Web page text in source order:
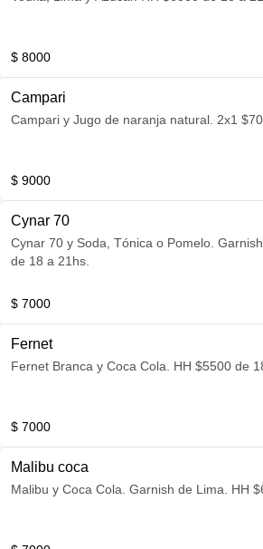
$ 8000
Campari
Campari y Jugo
$ 9000
Cynar 70
Cynar 70 y Soda, Tónica o Pomelo.
de 18 a 21hs.
$ 7000
Fernet
Fernet Branca y Coca Cola. HH $5500 de
$ 7000
Malibu coca
Malibu y